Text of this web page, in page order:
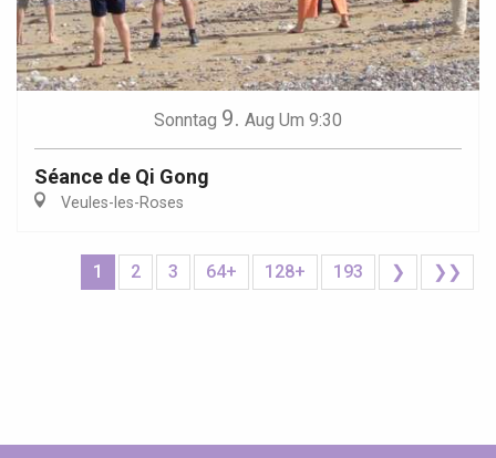
Sonntag 9. Aug Um 9:30
Séance de Qi Gong
Veules-les-Roses
1 2 3 64+ 128+ 193 ❯ ❯❯